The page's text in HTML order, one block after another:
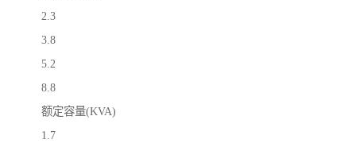
2.3
3.8
5.2
8.8
额定容量(KVA)
1.7